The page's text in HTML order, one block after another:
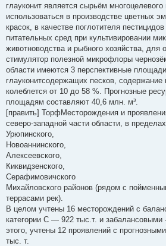
глауконит является сырьём
использоваться в производстве цветных
красок, в качестве поглотителя
питательных сред при культивировании
животноводства и рыбного хозяйства, для
стимулятор полезной микрофлоры
области имеются 3 перспективные
глауконитсодержащих песков, содержание
колеблется от 10 до 58 %. Прогнозные
площадям составляют 40,6 млн. м³.
[править] ТорфМесторождения и
северо-западной части области, в пределах
Урюпинского,
Новоаннинского,
Алексеевского,
Киквидзенского,
Серафимовичского
Михайловского районов (рядом с
террасами рек).
В целом учтены 16 месторождений с
категории С — 922 тыс.т. и
этого, учтены 12 проявлений с
тыс. т.